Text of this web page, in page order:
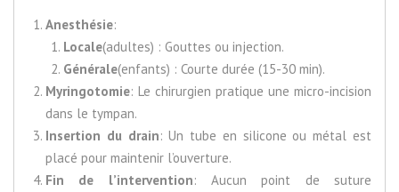
Anesthésie:
Locale(adultes) : Gouttes ou injection.
Générale(enfants) : Courte durée (15-30 min).
Myringotomie: Le chirurgien pratique une micro-incision
dans le tympan.
Insertion du drain: Un tube en silicone ou métal est
placé pour maintenir l’ouverture.
Fin de l’intervention: Aucun point de suture